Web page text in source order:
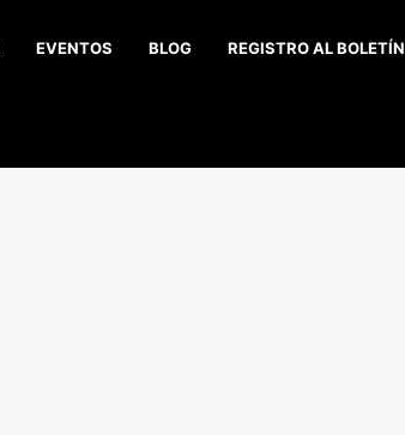
EVENTOS BLOG REGISTRO AL BOLETÍN